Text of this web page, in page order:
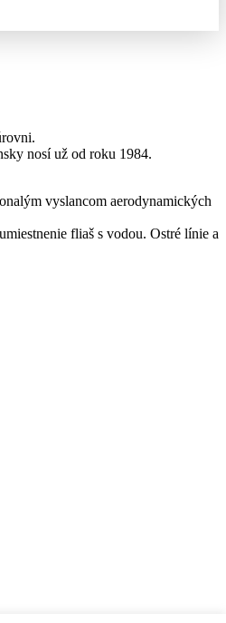
nosí už od roku 1984.
vyslancom aerodynamických
fliaš s vodou. Ostré línie a